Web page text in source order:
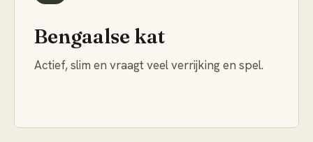
Bengaalse kat
Actief, slim en vraagt veel verrijking en spel.